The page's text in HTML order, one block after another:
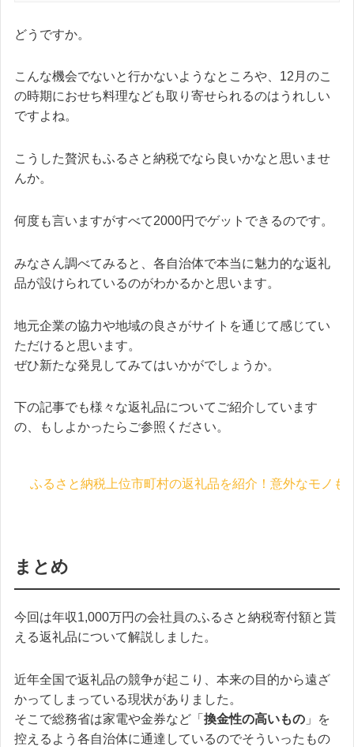
どうですか。
こんな機会でないと行かないようなところや、12月のこ
の時期におせち料理なども取り寄せられるのはうれしい
ですよね。
こうした贅沢もふるさと納税でなら良いかなと思いませ
んか。
何度も言いますがすべて2000円でゲットできるのです。
みなさん調べてみると、各自治体で本当に魅力的な返礼
品が設けられているのがわかるかと思います。
地元企業の協力や地域の良さがサイトを通じて感じてい
ただけると思います。
ぜひ新たな発見してみてはいかがでしょうか。
下の記事でも様々な返礼品についてご紹介しています
の、もしよかったらご参照ください。
ふるさと納税上位市町村の返礼品を紹介！意外なモノも
まとめ
今回は年収1,000万円の会社員のふるさと納税寄付額と貰
える返礼品について解説しました。
近年全国で返礼品の競争が起こり、本来の目的から遠ざ
かってしまっている現状がありました。
そこで総務省は家電や金券など「 換金性の高いもの 」を
控えるよう各自治体に通達しているのでそういったもの